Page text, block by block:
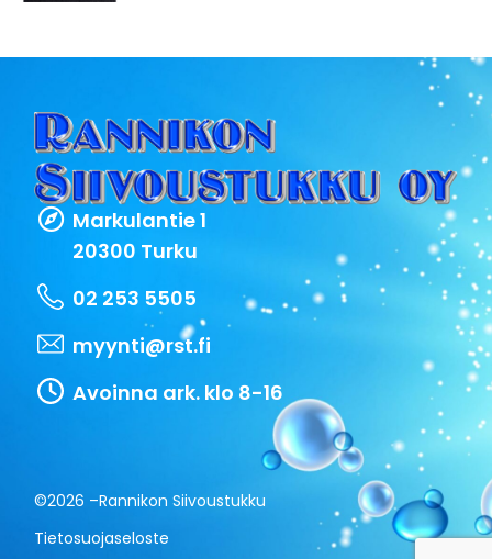
Markulantie 1
20300 Turku
02 253 5505
myynti@rst.fi
Avoinna ark. klo 8-16
©2026 –Rannikon Siivoustukku
Tietosuojaseloste